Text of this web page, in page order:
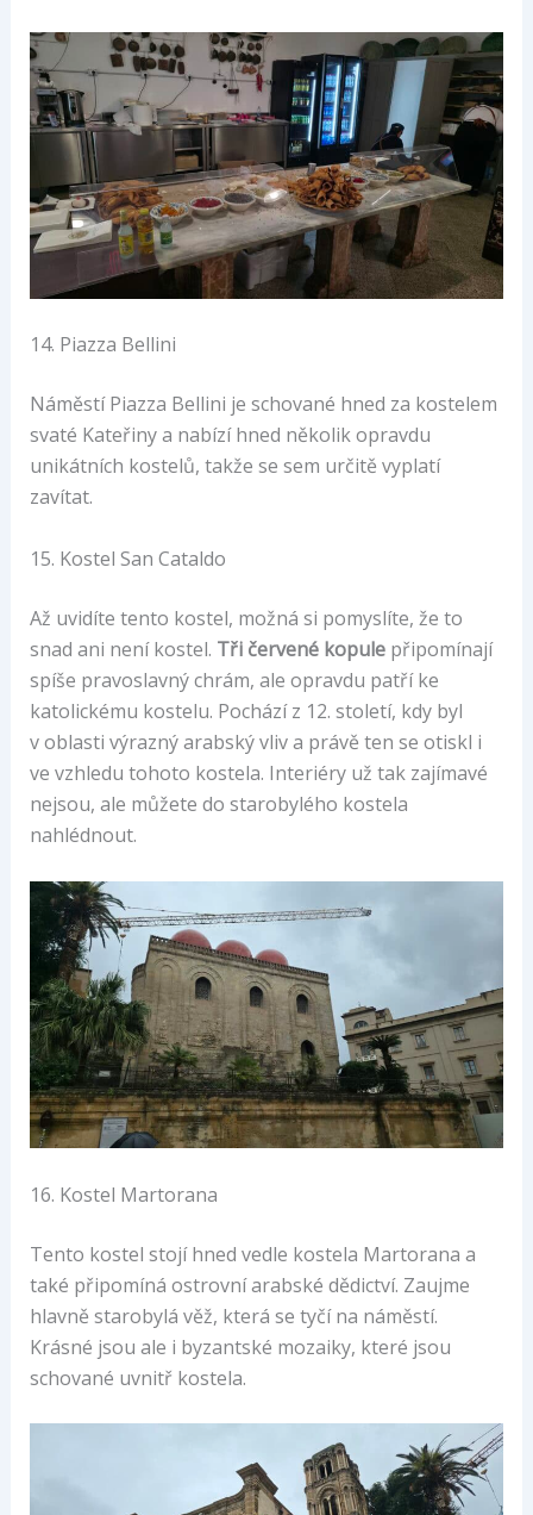
14. Piazza Bellini
Náměstí Piazza Bellini je schované hned za kostelem
svaté Kateřiny a nabízí hned několik opravdu
unikátních kostelů, takže se sem určitě vyplatí
zavítat.
15. Kostel San Cataldo
Až uvidíte tento kostel, možná si pomyslíte, že to
snad ani není kostel. Tři červené kopulepřipomínají
spíše pravoslavný chrám, ale opravdu patří ke
katolickému kostelu. Pochází z 12. století, kdy byl
v oblasti výrazný arabský vliv a právě ten se otiskl i
ve vzhledu tohoto kostela. Interiéry už tak zajímavé
nejsou, ale můžete do starobylého kostela
nahlédnout.
16. Kostel Martorana
Tento kostel stojí hned vedle kostela Martorana a
také připomíná ostrovní arabské dědictví. Zaujme
hlavně starobylá věž, která se tyčí na náměstí.
Krásné jsou ale i byzantské mozaiky, které jsou
schované uvnitř kostela.